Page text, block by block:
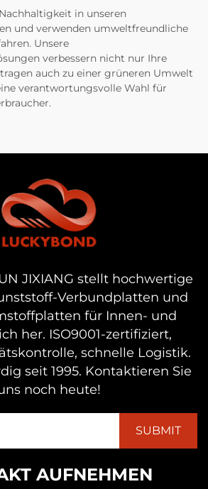
in unseren
und verwenden umweltfreundliche
Unsere
verbessern nicht nur Ihre
auch zu einer grüneren Umwelt
verantwortungsvolle Wahl für
JIXIANG stellt hochwertige
Verbundplatten und
für Innen- und
her. ISO9001-zertifiziert,
schnelle Logistik.
seit 1995. Kontaktieren Sie
noch heute!
AUFNEHMEN